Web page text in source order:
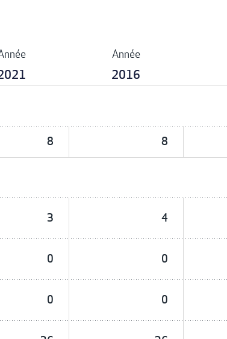
Année
2016
8 8
3 4
0 0
0 0